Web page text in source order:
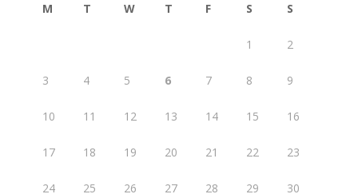
M T W T F S S
1 2
3 4 5 6 7 8 9
10 11 12 13 14 15 16
17 18 19 20 21 22 23
24 25 26 27 28 29 30